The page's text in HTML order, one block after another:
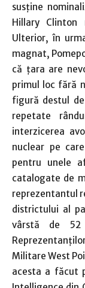
susţine
Hillary Clinton
Ulterior, în
magnat,
că ţara are
primul loc fără
figură destul
repetate
interzicerea
nuclear pe
pentru unele
catalogate de
reprezentantul
districtului al
vârstă de
Militare West
acesta a făcut